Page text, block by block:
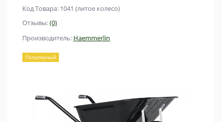
Код Товара: 1041 (литое колесо)
Отзывы:(0)
Производитель: Haemmerlin
Популярный